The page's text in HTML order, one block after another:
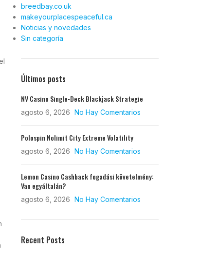
breedbay.co.uk
makeyourplacespeaceful.ca
Noticias y novedades
Sin categoría
Últimos posts
NV Casino Single-Deck Blackjack Strategie
agosto 6, 2026 No Hay Comentarios
Polospin Nolimit City Extreme Volatility
agosto 6, 2026 No Hay Comentarios
Lemon Casino Cashback fogadási követelmény:
Van egyáltalán?
agosto 6, 2026 No Hay Comentarios
Recent Posts